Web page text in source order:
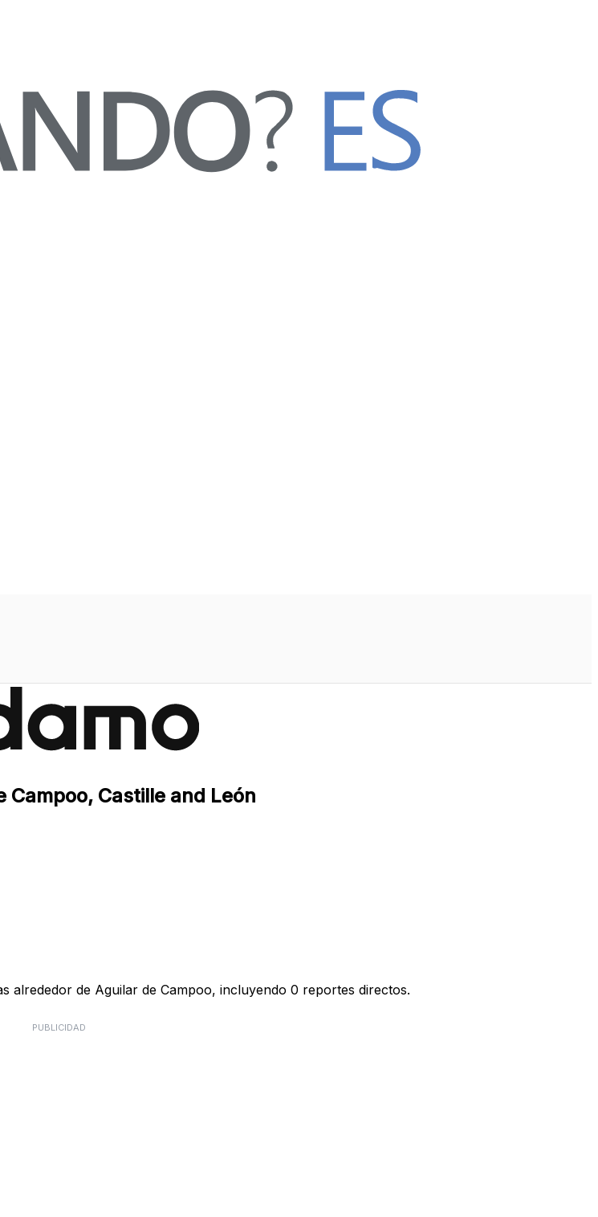
Campoo, Castille and León
alrededor de Aguilar de Campoo, incluyendo 0 reportes directos.
PUBLICIDAD